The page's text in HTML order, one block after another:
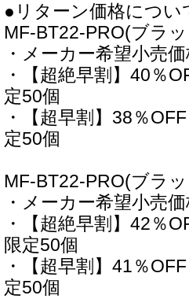
●リターン価格につい
MF-BT22-PRO(ブラ
・メーカー希望小売
・【超絶早割】40％
定50個
・【超早割】38％
定50個
MF-BT22-PRO(ブラ
・メーカー希望小売
・【超絶早割】42％
限定50個
・【超早割】41％
定50個